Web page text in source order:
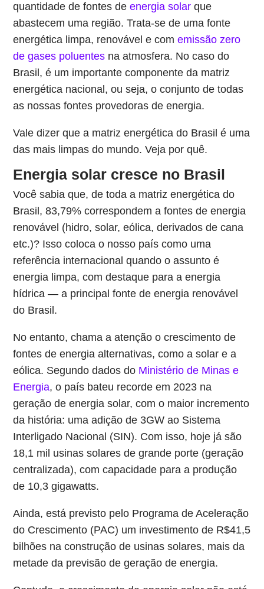
quantidade de fontes deenergia solar que
abastecem uma região. Trata-se de uma fonte
energética limpa, renovável e comemissão zero
de gases poluentes na atmosfera. No caso do
Brasil, é um importante componente da matriz
energética nacional, ou seja, o conjunto de todas
as nossas fontes provedoras de energia.
Vale dizer que a matriz energética do Brasil é uma
das mais limpas do mundo. Veja por quê.
Energia solar cresce no Brasil
Você sabia que, de toda a matriz energética do
Brasil, 83,79% correspondem a fontes de energia
renovável (hidro, solar, eólica, derivados de cana
etc.)? Isso coloca o nosso país como uma
referência internacional quando o assunto é
energia limpa, com destaque para a energia
hídrica ― a principal fonte de energia renovável
do Brasil.
No entanto, chama a atenção o crescimento de
fontes de energia alternativas, como a solar e a
eólica. Segundo dados do Ministério de Minas e
Energia, o país bateu recorde em 2023 na
geração de energia solar, com o maior incremento
da história: uma adição de 3GW ao Sistema
Interligado Nacional (SIN). Com isso, hoje já são
18,1 mil usinas solares de grande porte (geração
centralizada), com capacidade para a produção
de 10,3 gigawatts.
Ainda, está previsto pelo Programa de Aceleração
do Crescimento (PAC) um investimento de R$41,5
bilhões na construção de usinas solares, mais da
metade da previsão de geração de energia.